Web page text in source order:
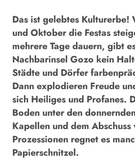
Das ist gelebtes Kulturerbe!
und Oktober die Festas
mehrere Tage dauern, gibt
Nachbarinsel Gozo kein
Städte und Dörfer
Dann explodieren Freude
sich Heiliges und Profanes.
Boden unter den
Kapellen und dem
Prozessionen regnet es
Papierschnitzel.